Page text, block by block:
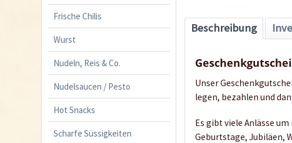
Frische Chilis
Wurst
Nudeln, Reis & Co.
Nudelsaucen / Pesto
Hot Snacks
Scharfe Süssigkeiten
Beschreibung
Unser
legen, bezahlen und
Es gibt viele Anlässe
Geburtstage, Jubiläen,